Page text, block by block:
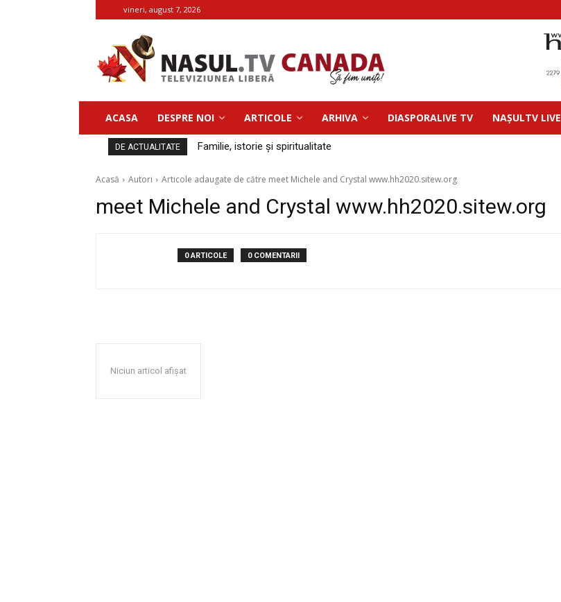
vineri, august 7, 2026
ACASA DESPRE NOI ARTICOLE ARHIVA DIASPORALIVE TV NAȘULTV LIVE
DE ACTUALITATE Familie, istorie și spiritualitate
Acasă Autori Articole adaugate de către meet Michele and Crystal www.hh2020.sitew.org
meet Michele and Crystal www.hh2020.sitew.org
0 ARTICOLE 0 COMENTARII
Niciun articol afișat